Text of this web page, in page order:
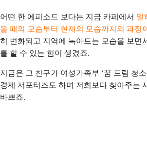
어떤 한 에피소드 보다는 지금 카페에서 일
을 때의 모습부터 현재의 모습까지의 과정
히 변화되고 지역에 녹아드는 모습을 보면
를 할 수 있는 힘이 생겼죠.
지금은 그 친구가 여성가족부 ‘꿈 드림 청
경제 서포터즈도 하며 저희보다 찾아주는
바쁘죠.